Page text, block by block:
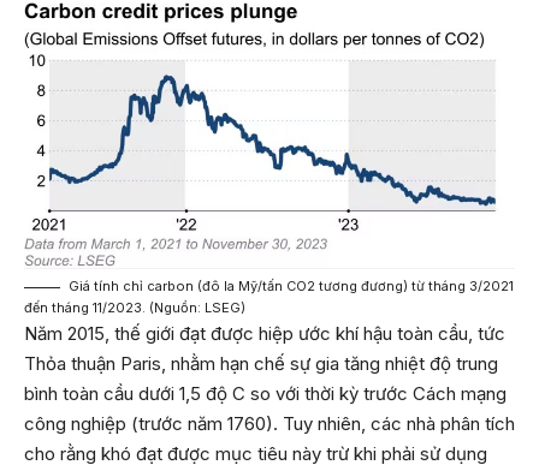
Giá tính chỉ carbon (đô la Mỹ/tấn CO2 tương đương) từ tháng 3/2021
đến tháng 11/2023. (Nguồn: LSEG)
Năm 2015, thế giới đạt được hiệp ước khí hậu toàn cầu, tức
Thỏa thuận Paris, nhằm hạn chế sự gia tăng nhiệt độ trung
bình toàn cầu dưới 1,5 độ C so với thời kỳ trước Cách mạng
công nghiệp (trước năm 1760). Tuy nhiên, các nhà phân tích
cho rằng khó đạt được mục tiêu này trừ khi phải sử dụng